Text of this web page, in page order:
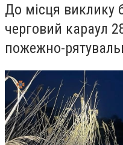
До місця виклику
черговий караул
пожежно-